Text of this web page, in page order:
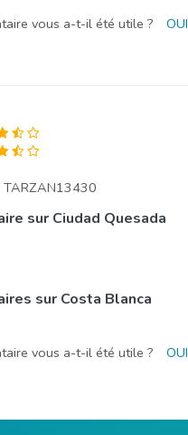
vous a-t-il été utile ? OUI
TARZAN13430
sur Ciudad Quesada
sur Costa Blanca
vous a-t-il été utile ? OUI